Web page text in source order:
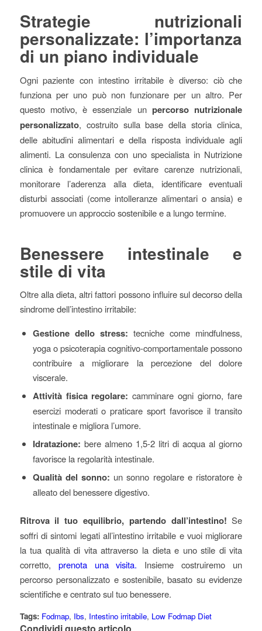
Strategie nutrizionali
personalizzate: l’importanza
di un piano individuale
Ogni paziente con intestino irritabile è diverso: ciò che
funziona per uno può non funzionare per un altro. Per
questo motivo, è essenziale unpercorso nutrizionale
personalizzato, costruito sulla base della storia clinica,
delle abitudini alimentari e della risposta individuale agli
alimenti. La consulenza con uno specialista in Nutrizione
clinica è fondamentale per evitare carenze nutrizionali,
monitorare l’aderenza alla dieta, identificare eventuali
disturbi associati (come intolleranze alimentari o ansia) e
promuovere un approccio sostenibile e a lungo termine.
Benessere intestinale e
stile di vita
Oltre alla dieta, altri fattori possono influire sul decorso della
sindrome dell’intestino irritabile:
Gestione dello stress: tecniche come mindfulness,
yoga o psicoterapia cognitivo-comportamentale possono
contribuire a migliorare la percezione del dolore
viscerale.
Attività fisica regolare: camminare ogni giorno, fare
esercizi moderati o praticare sport favorisce il transito
intestinale e migliora l’umore.
Idratazione: bere almeno 1,5-2 litri di acqua al giorno
favorisce la regolarità intestinale.
Qualità del sonno: un sonno regolare e ristoratore è
alleato del benessere digestivo.
Ritrova il tuo equilibrio, partendo dall’intestino! Se
soffri di sintomi legati all’intestino irritabile e vuoi migliorare
la tua qualità di vita attraverso la dieta e uno stile di vita
corretto, prenota una visita. Insieme costruiremo un
percorso personalizzato e sostenibile, basato su evidenze
scientifiche e centrato sul tuo benessere.
Tags: Fodmap, Ibs, Intestino irritabile, Low Fodmap Diet
Condividi questo articolo